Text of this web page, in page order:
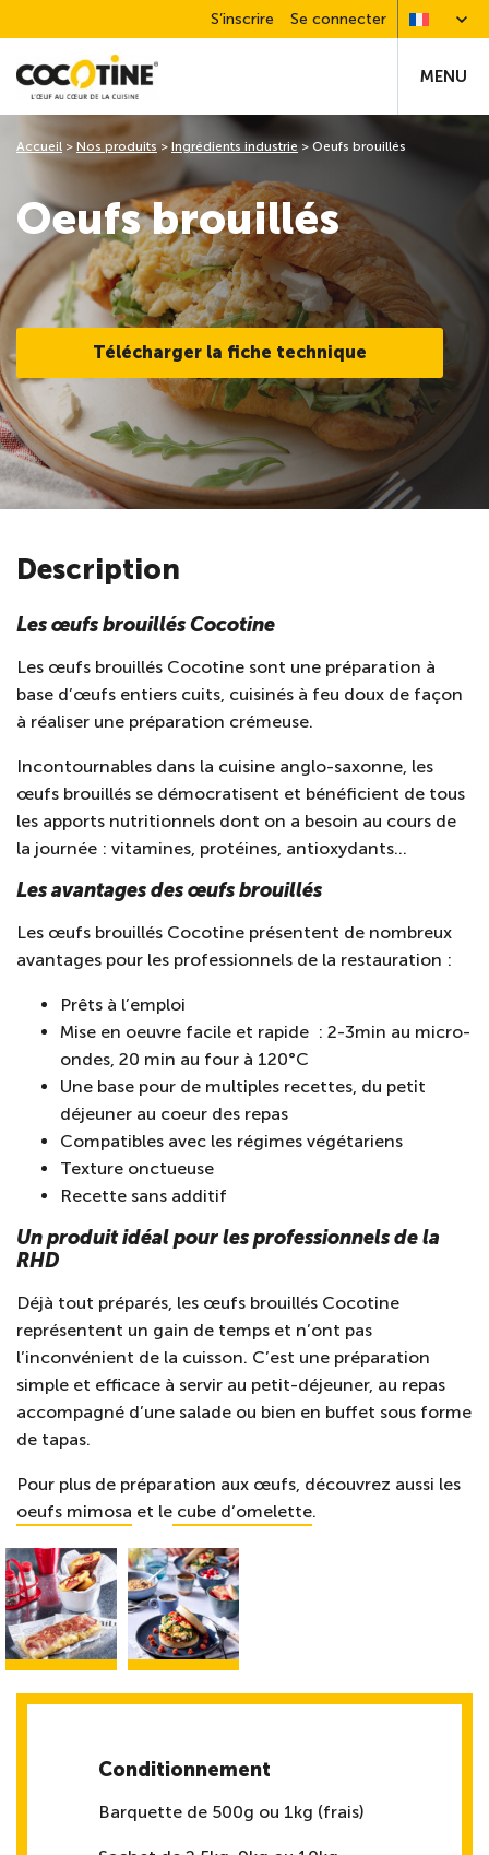
S’inscrire Se connecter
MENU
Oeufs brouillés
Télécharger la fiche technique
Accueil > Nos produits> Ingrédients industrie > Oeufs brouillés
Description
Les œufs brouillés Cocotine
Les œufs brouillés Cocotine sont une préparation à
base d’œufs entiers cuits, cuisinés à feu doux de façon
à réaliser une préparation crémeuse.
Incontournables dans la cuisine anglo-saxonne, les
œufs brouillés se démocratisent et bénéficient de tous
les apports nutritionnels dont on a besoin au cours de
la journée : vitamines, protéines, antioxydants…
Les avantages des œufs brouillés
Les œufs brouillés Cocotine présentent de nombreux
avantages pour les professionnels de la restauration :
Prêts à l’emploi
Mise en oeuvre facile et rapide : 2-3min au micro-
ondes, 20 min au four à 120°C
Une base pour de multiples recettes, du petit
déjeuner au coeur des repas
Compatibles avec les régimes végétariens
Texture onctueuse
Recette sans additif
Un produit idéal pour les professionnels de la
RHD
Déjà tout préparés, les œufs brouillés Cocotine
représentent un gain de temps et n’ont pas
l’inconvénient de la cuisson. C’est une préparation
simple et efficace à servir au petit-déjeuner, au repas
accompagné d’une salade ou bien en buffet sous forme
de tapas.
Pour plus de préparation aux œufs, découvrez aussi les
oeufs mimosa et le cube d’omelette.
Conditionnement
Barquette de 500g ou 1kg (frais)